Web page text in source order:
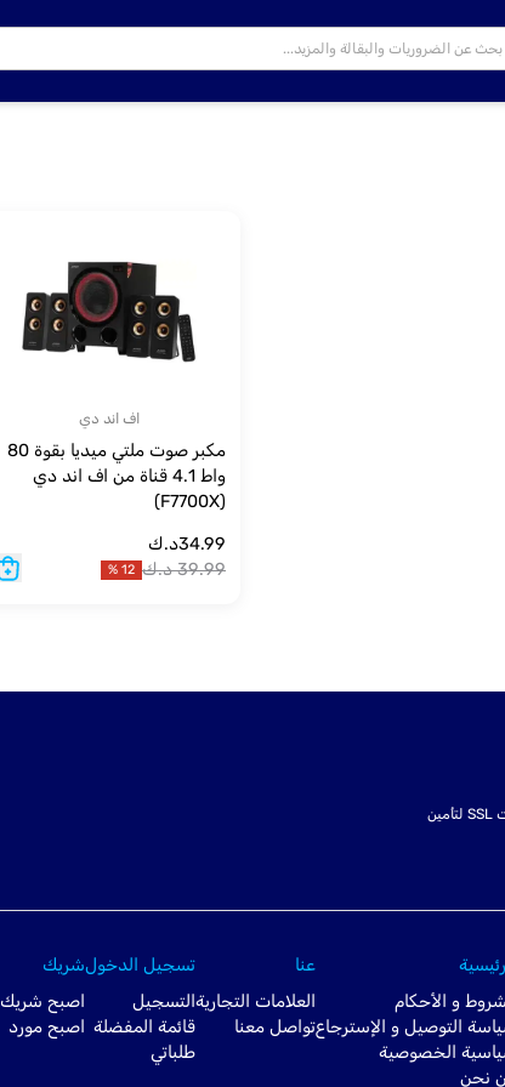
اف اند دي
مكبر صوت ملتي ميديا بقوة 80
واط 4.1 قناة من اف اند دي
(F7700X)
34.99د.ك
39.99 د.ك 12
%
اتبعت أحدث التقنيات في شهادات SSL لتأمين
و الأحكام
التوصيل و الإسترجاع
الخصوصية
نحن
عنا
العلامات التجارية
تواصل معنا
تسجيل الدخول
التسجيل
قائمة المفضلة
طلباتي
شريك
اصبح شريك
اصبح مورد